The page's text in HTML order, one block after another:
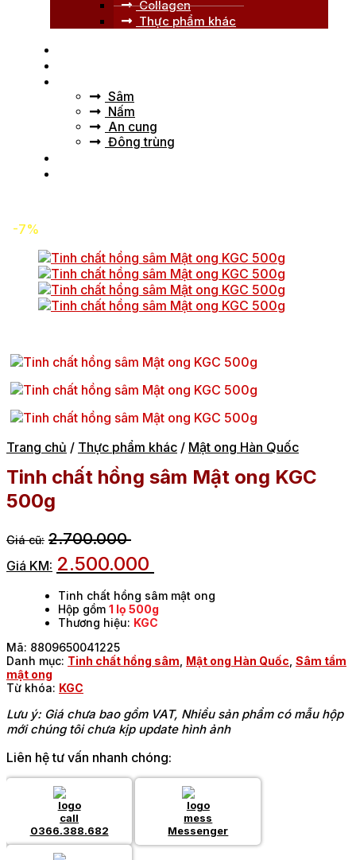
Collagen
Thực phẩm khác
Sâm
Nấm
An cung
Đông trùng
-7%
Trang chủ / Thực phẩm khác / Mật ong Hàn Quốc
Tinh chất hồng sâm Mật ong KGC
500g
2.700.000
2.500.000
Tinh chất hồng sâm mật ong
Hộp gồm 1 lọ 500g
Thương hiệu: KGC
Mã: 8809650041225
Danh mục: Tinh chất hồng sâm Mật ong Hàn Quốc Sâm tẩm
mật ong
Từ khóa: KGC
Lưu ý: Giá chưa bao gồm VAT, Nhiều sản phẩm có mẫu hộp
mới chúng tôi chưa kịp update hình ảnh
Liên hệ tư vấn nhanh chóng:
0366.388.682 Messenger